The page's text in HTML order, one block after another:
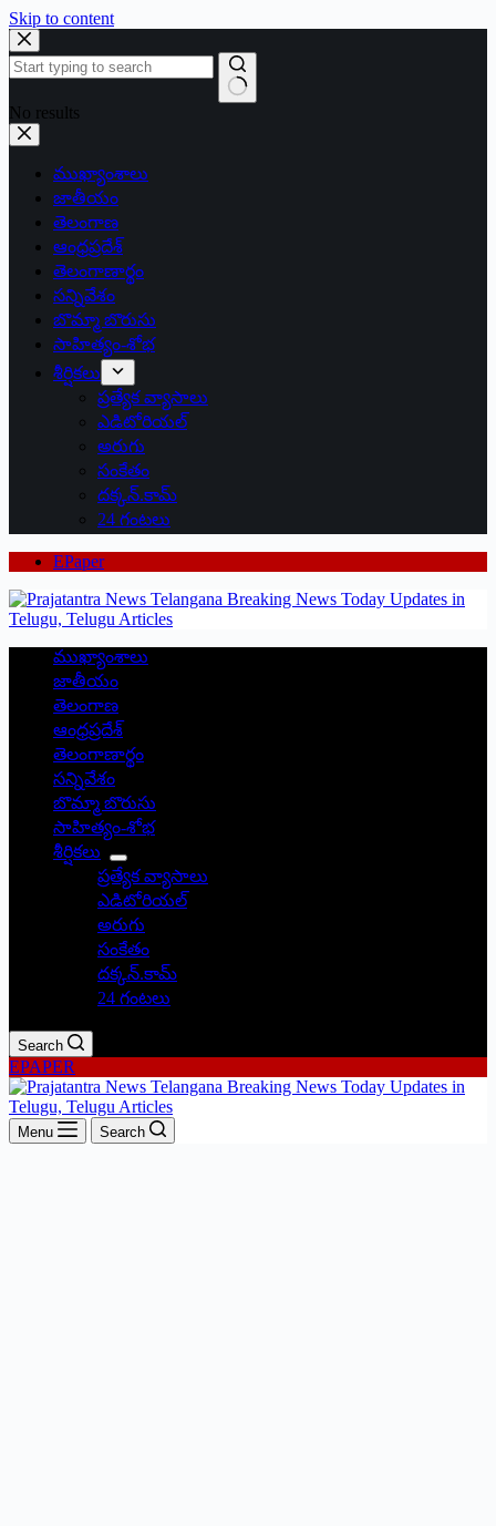
Skip to content
No results
ముఖ్యాంశాలు
జాతీయం
తెలంగాణ
ఆంధ్రప్రదేశ్
తెలంగాణార్థం
సన్నివేశం
బొమ్మా బొరుసు
సాహిత్యం-శోభ
శీర్షికలు
ప్రత్యేక వ్యాసాలు
ఎడిటోరియల్
అరుగు
సంకేతం
దక్కన్.కామ్
24 గంటలు
EPaper
ముఖ్యాంశాలు
జాతీయం
తెలంగాణ
ఆంధ్రప్రదేశ్
తెలంగాణార్థం
సన్నివేశం
బొమ్మా బొరుసు
సాహిత్యం-శోభ
శీర్షికలు
ప్రత్యేక వ్యాసాలు
ఎడిటోరియల్
అరుగు
సంకేతం
దక్కన్.కామ్
24 గంటలు
Search
EPAPER
Menu Search